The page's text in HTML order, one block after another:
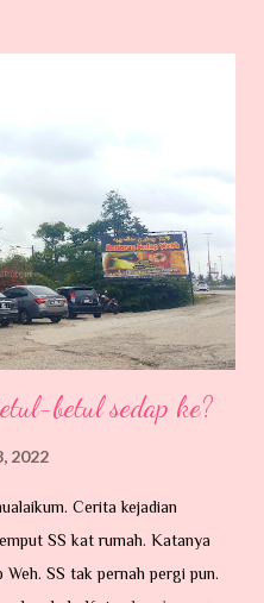
10. Jika anakmu
11. Jika anakmu
12. Jika anakmu
betul sedap ke?
2022
Cerita kejadian
SS kat rumah. Katanya
SS tak pernah pergi pun.